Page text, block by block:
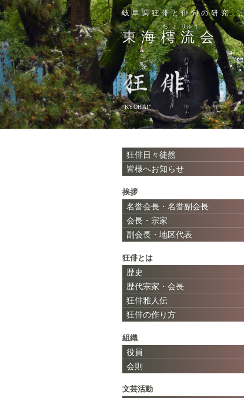
岐阜調狂俳と俳句の研究
東海樗
ちょ
流
りゅう
会
“KYOHAI”
狂俳日々徒然
皆様へお知らせ
挨拶
名誉会長・名誉副会長
会長・宗家
副会長・地区代表
狂俳とは
歴史
歴代宗家・会長
狂俳雅人伝
狂俳の作り方
組織
役員
会則
文芸活動